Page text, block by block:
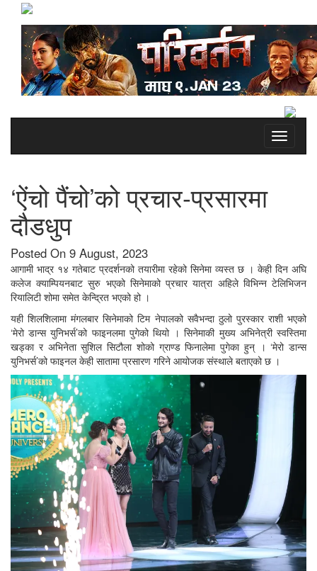
Toggle
‘ऐंचो पैंचो’को प्रचार-प्रसारमा
दौडधुप
Posted On 9 August, 2023
आगामी भाद्र १४ गतेबाट प्रदर्शनको तयारीमा रहेको सिनेमा व्यस्त छ । केही दिन अघि
कलेज क्याम्पियनबाट सुरु भएको सिनेमाको प्रचार यात्रा अहिले विभिन्न टेलिभिजन
रियालिटी शोमा समेत केन्द्रित भएको हो ।
यही शिलशिलामा मंगलबार सिनेमाको टिम नेपालको सवैभन्दा ठुलो पुरस्कार राशी भएको
‘मेरो डान्स युनिभर्स’को फाइनलमा पुगेको थियो । सिनेमाकी मुख्य अभिनेत्री स्वस्तिमा
खड्का र अभिनेता सुशिल सिटौला शोको ग्राण्ड फिनालेमा पुगेका हुन् । ‘मेरो डान्स
युनिभर्स’को फाइनल केही सातामा प्रसारण गरिने आयोजक संस्थाले बताएको छ ।